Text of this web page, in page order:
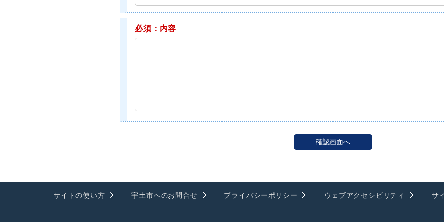
必須：内容
サイトの使い方 宇土市へのお問合せ プライバシーポリシー ウェブアクセシビリティ サ